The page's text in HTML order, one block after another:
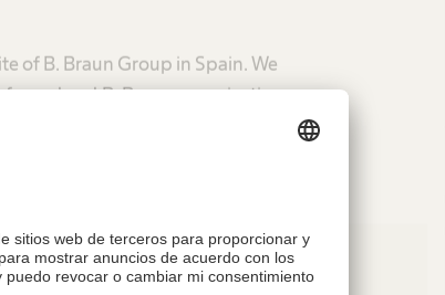
of B. Braun Group in Spain. We
your local B. Braun organization.
Braun España
Nuestro recubrimiento de
para implantes de rodilla
contra las reacciones
proporciona estabilidad y
los arañazos. Para
posible.